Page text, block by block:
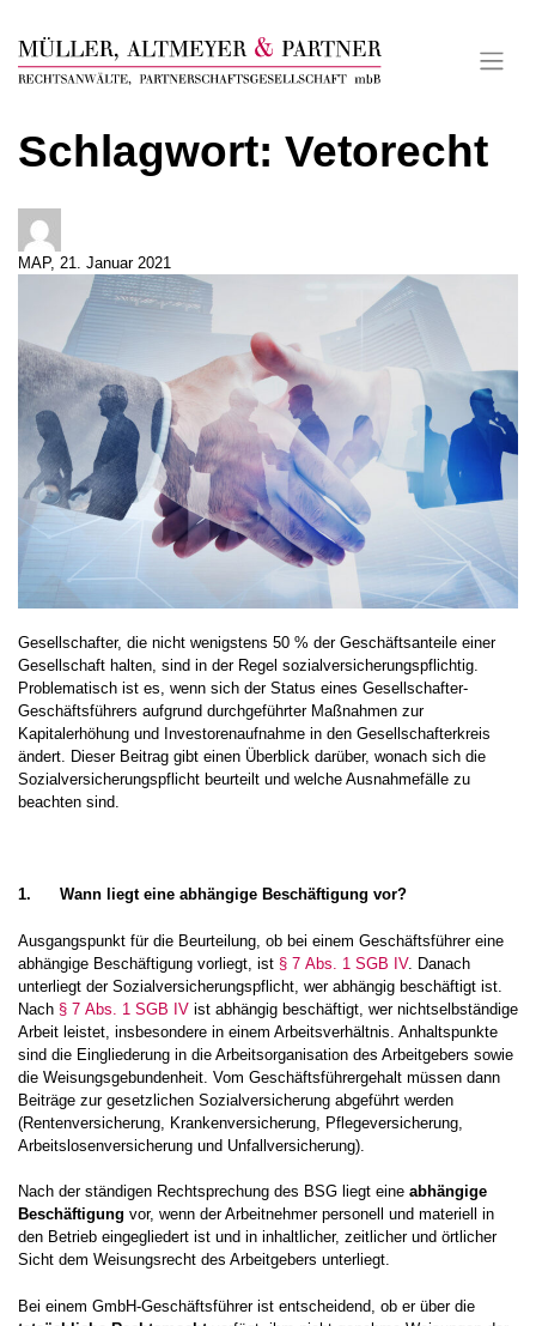
content
Schlagwort: Vetorecht
MAP, 21. Januar 2021
Gesellschafter, die nicht wenigstens 50 % der Geschäftsanteile einer
Gesellschaft halten, sind in der Regel sozialversicherungspflichtig.
Problematisch ist es, wenn sich der Status eines Gesellschafter-
Geschäftsführers aufgrund durchgeführter Maßnahmen zur
Kapitalerhöhung und Investorenaufnahme in den Gesellschafterkreis
ändert. Dieser Beitrag gibt einen Überblick darüber, wonach sich die
Sozialversicherungspflicht beurteilt und welche Ausnahmefälle zu
beachten sind.
1. Wann liegt eine abhängige Beschäftigung vor?
Ausgangspunkt für die Beurteilung, ob bei einem Geschäftsführer eine
abhängige Beschäftigung vorliegt, ist § 7 Abs. 1 SGB IV. Danach
unterliegt der Sozialversicherungspflicht, wer abhängig beschäftigt ist.
Nach § 7 Abs. 1 SGB IV ist abhängig beschäftigt, wer nichtselbständige
Arbeit leistet, insbesondere in einem Arbeitsverhältnis. Anhaltspunkte
sind die Eingliederung in die Arbeitsorganisation des Arbeitgebers sowie
die Weisungsgebundenheit. Vom Geschäftsführergehalt müssen dann
Beiträge zur gesetzlichen Sozialversicherung abgeführt werden
(Rentenversicherung, Krankenversicherung, Pflegeversicherung,
Arbeitslosenversicherung und Unfallversicherung).
Nach der ständigen Rechtsprechung des BSG liegt eine abhängige
Beschäftigung vor, wenn der Arbeitnehmer personell und materiell in
den Betrieb eingegliedert ist und in inhaltlicher, zeitlicher und örtlicher
Sicht dem Weisungsrecht des Arbeitgebers unterliegt.
Bei einem GmbH-Geschäftsführer ist entscheidend, ob er über die